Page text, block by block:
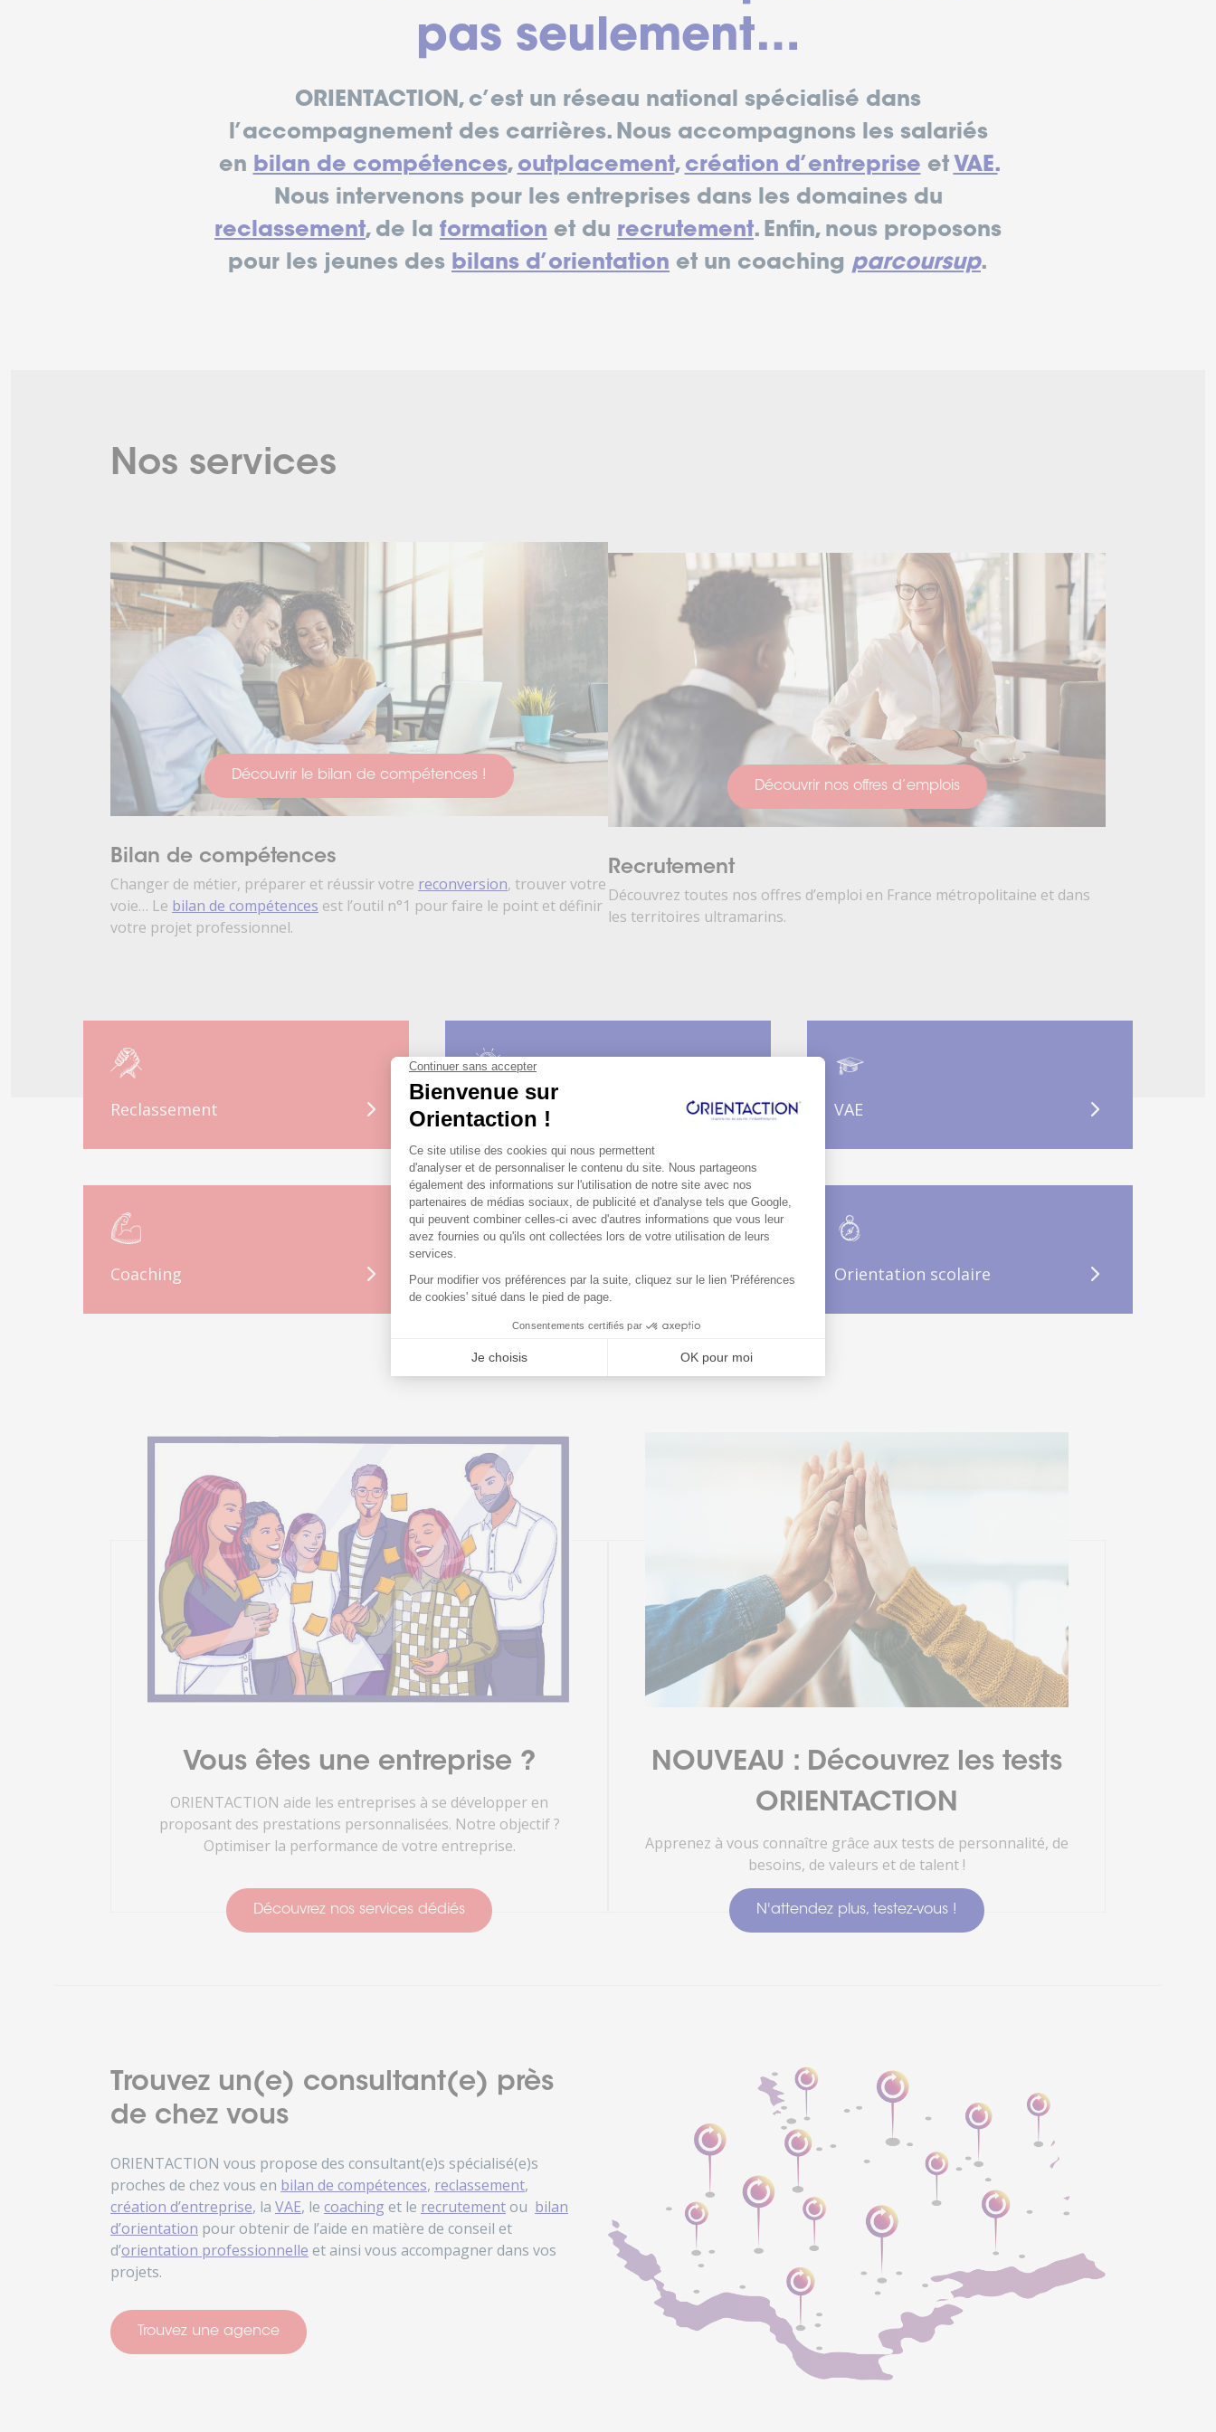
pas seulement…
ORIENTACTION, c’est un réseau national spécialisé dans
l’accompagnement des carrières. Nous accompagnons les salariés
en bilan de compétences, outplacement, création d’entreprise et VAE.
Nous intervenons pour les entreprises dans les domaines du
reclassement, de la formation et du recrutement. Enfin, nous proposons
pour les jeunes des bilans d’orientation et un coaching parcoursup.
Nos services
Découvrir le bilan de compétences !
Bilan de compétences
Changer de métier, préparer et réussir votre reconversion, trouver votre
voie… Le bilan de compétences est l’outil n°1 pour faire le point et définir
votre projet professionnel.
Découvrir nos offres d’emplois
Recrutement
Découvrez toutes nos offres d’emploi en France métropolitaine et dans
les territoires ultramarins.
Reclassement Création d'entreprise VAE
Coaching Formation Orientation scolaire
Vous êtes une entreprise ?
ORIENTACTION aide les entreprises à se développer en
proposant des prestations personnalisées. Notre objectif ?
Optimiser la performance de votre entreprise.
Découvrez nos services dédiés
NOUVEAU : Découvrez les tests
ORIENTACTION
Apprenez à vous connaître grâce aux tests de personnalité, de
besoins, de valeurs et de talent !
N'attendez plus, testez-vous !
Trouvez un(e) consultant(e) près
de chez vous
ORIENTACTION vous propose des consultant(e)s spécialisé(e)s
proches de chez vous en bilan de compétences, reclassement,
création d’entreprise, la VAE, le coaching et le recrutementou bilan
d’orientation pour obtenir de l’aide en matière de conseil et
d’orientation professionnelle et ainsi vous accompagner dans vos
projets.
Trouvez une agence